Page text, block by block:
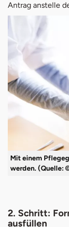
Antrag anstelle
Mit einem
werden. (Quelle:
2. Schritt:
ausfüllen